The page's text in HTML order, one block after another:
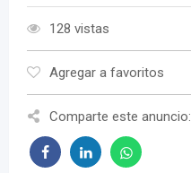
128 vistas
Agregar a favoritos
Comparte este anuncio: